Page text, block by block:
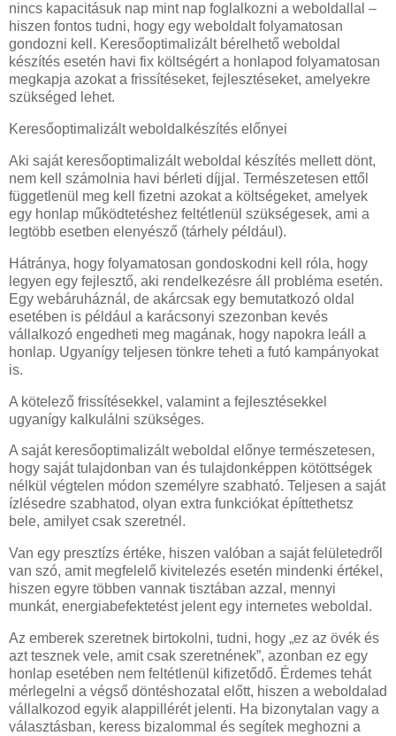
nincs kapacitásuk nap mint nap foglalkozni a weboldallal –
hiszen fontos tudni, hogy egy weboldalt folyamatosan
gondozni kell. Keresőoptimalizált bérelhető weboldal
készítés esetén havi fix költségért a honlapod folyamatosan
megkapja azokat a frissítéseket, fejlesztéseket, amelyekre
szükséged lehet.
Keresőoptimalizált weboldalkészítés előnyei
Aki saját keresőoptimalizált weboldal készítés mellett dönt,
nem kell számolnia havi bérleti díjjal. Természetesen ettől
függetlenül meg kell fizetni azokat a költségeket, amelyek
egy honlap működtetéshez feltétlenül szükségesek, ami a
legtöbb esetben elenyésző (tárhely például).
Hátránya, hogy folyamatosan gondoskodni kell róla, hogy
legyen egy fejlesztő, aki rendelkezésre áll probléma esetén.
Egy webáruháznál, de akárcsak egy bemutatkozó oldal
esetében is például a karácsonyi szezonban kevés
vállalkozó engedheti meg magának, hogy napokra leáll a
honlap. Ugyanígy teljesen tönkre teheti a futó kampányokat
is.
A kötelező frissítésekkel, valamint a fejlesztésekkel
ugyanígy kalkulálni szükséges.
A saját keresőoptimalizált weboldal előnye természetesen,
hogy saját tulajdonban van és tulajdonképpen kötöttségek
nélkül végtelen módon személyre szabható. Teljesen a saját
ízlésedre szabhatod, olyan extra funkciókat építtethetsz
bele, amilyet csak szeretnél.
Van egy presztízs értéke, hiszen valóban a saját felületedről
van szó, amit megfelelő kivitelezés esetén mindenki értékel,
hiszen egyre többen vannak tisztában azzal, mennyi
munkát, energiabefektetést jelent egy internetes weboldal.
Az emberek szeretnek birtokolni, tudni, hogy „ez az övék és
azt tesznek vele, amit csak szeretnének”, azonban ez egy
honlap esetében nem feltétlenül kifizetődő. Érdemes tehát
mérlegelni a végső döntéshozatal előtt, hiszen a weboldalad
vállalkozod egyik alappillérét jelenti. Ha bizonytalan vagy a
választásban, keress bizalommal és segítek meghozni a